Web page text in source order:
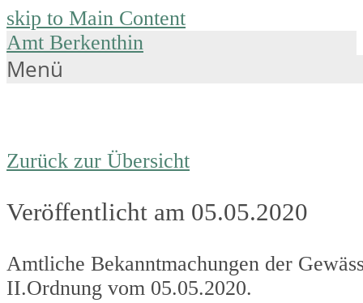
skip to Main Content
Amt Berkenthin
Menü
Zurück zur Übersicht
Veröffentlicht am 05.05.2020
Amtliche Bekanntmachungen der
II.Ordnung vom 05.05.2020.